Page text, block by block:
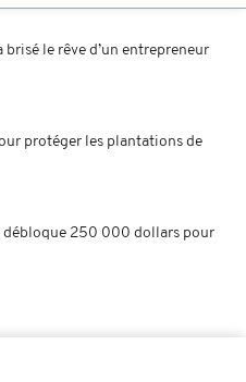
le rêve d’un entrepreneur
protéger les plantations de
débloque 250 000 dollars pour